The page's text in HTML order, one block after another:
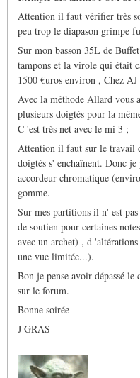
Attention il faut vérifier très
peu trop le diapason grimpe
Sur mon basson 35L de
tampons et la virole qui était
1500 €uros environ , Chez
Avec la méthode Allard vous
plusieurs doigtés pour la
C 'est très net avec le mi 3 ;
Attention il faut sur le travail
doigtés s' enchaînent. Donc
accordeur chromatique
gomme.
Sur mes partitions il n' est
de soutien pour certaines
avec un archet) , d
une vue limitée...).
Bon je pense avoir dépassé
sur le forum.
Bonne soirée
J GRAS